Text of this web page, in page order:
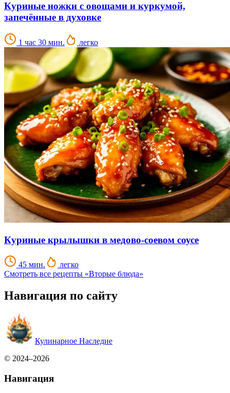
Куриные ножки с овощами и куркумой,
запечённые в духовке
1 час 30 мин. легко
Куриные крылышки в медово-соевом соусе
45 мин.
легко
Смотреть все рецепты «Вторые блюда»
Навигация по сайту
Кулинарное Наследие
© 2024–2026
Навигация